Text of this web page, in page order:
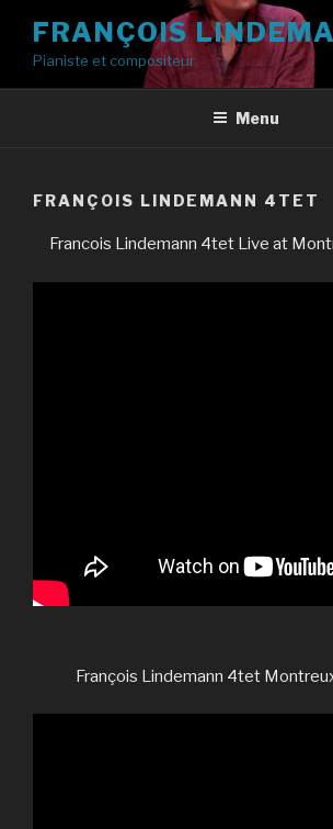
contenu
principal
FRANÇOIS
Pianiste et compositeur
Menu
FRANÇOIS LINDEMANN 4TET
Francois Lindemann 4tet Live at
François Lindemann 4tet